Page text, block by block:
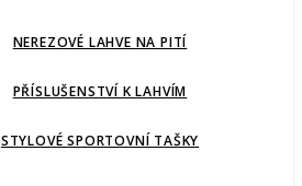
NEREZOVÉ LAHVE NA PITÍ
PŘÍSLUŠENSTVÍ K LAHVÍM
STYLOVÉ SPORTOVNÍ TAŠKY